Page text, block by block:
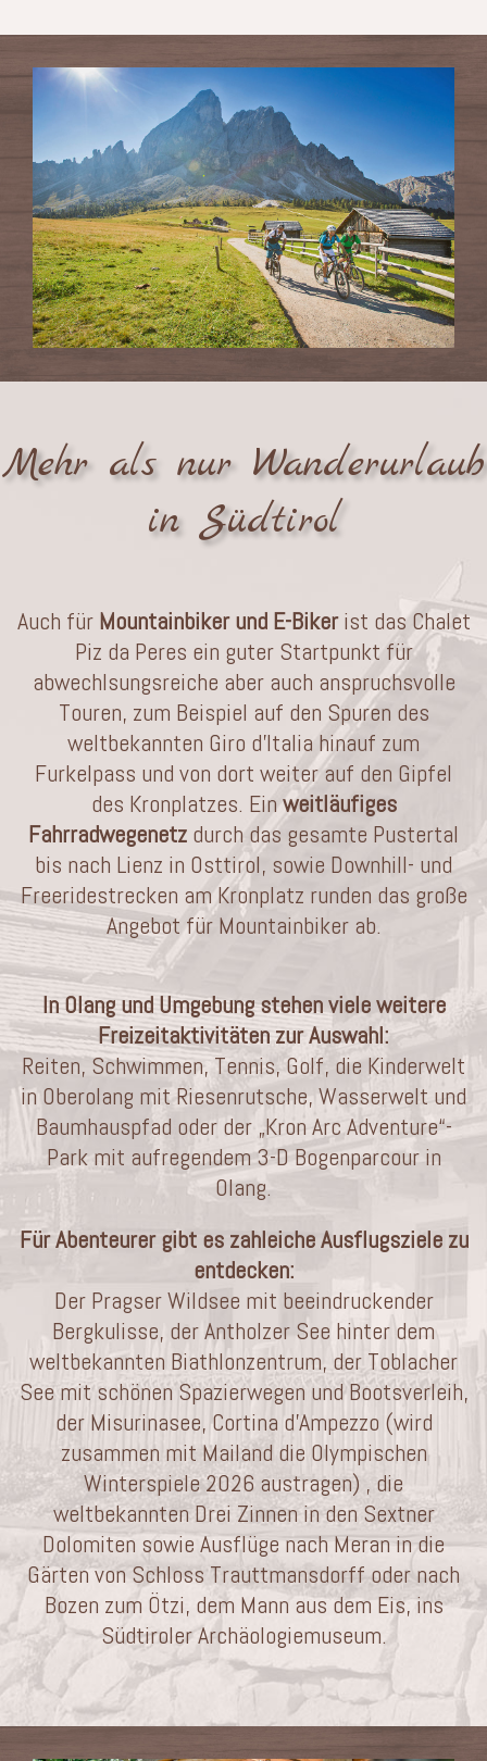
Mehr als nur Wanderurlaub
in Südtirol
Auch für Mountainbiker und E-Bikerist das Chalet
Piz da Peres ein guter Startpunkt für
abwechlsungsreiche aber auch anspruchsvolle
Touren, zum Beispiel auf den Spuren des
weltbekannten Giro d’Italia hinauf zum
Furkelpass und von dort weiter auf den Gipfel
des Kronplatzes. Ein weitläufiges
Fahrradwegenetz durch das gesamte Pustertal
bis nach Lienz in Osttirol, sowie Downhill- und
Freeridestrecken am Kronplatz runden das große
Angebot für Mountainbiker ab.
In Olang und Umgebung stehen viele weitere
Freizeitaktivitäten zur Auswahl:
Reiten, Schwimmen, Tennis, Golf, die Kinderwelt
in Oberolang mit Riesenrutsche, Wasserwelt und
Baumhauspfad oder der „Kron Arc Adventure“-
Park mit aufregendem 3-D Bogenparcour in
Olang.
Für Abenteurer gibt es zahleiche Ausflugsziele zu
entdecken:
Der Pragser Wildsee mit beeindruckender
Bergkulisse, der Antholzer See hinter dem
weltbekannten Biathlonzentrum, der Toblacher
See mit schönen Spazierwegen und Bootsverleih,
der Misurinasee, Cortina d’Ampezzo (wird
zusammen mit Mailand die Olympischen
Winterspiele 2026 austragen) , die
weltbekannten Drei Zinnen in den Sextner
Dolomiten sowie Ausflüge nach Meran in die
Gärten von Schloss Trauttmansdorff oder nach
Bozen zum Ötzi, dem Mann aus dem Eis, ins
Südtiroler Archäologiemuseum.